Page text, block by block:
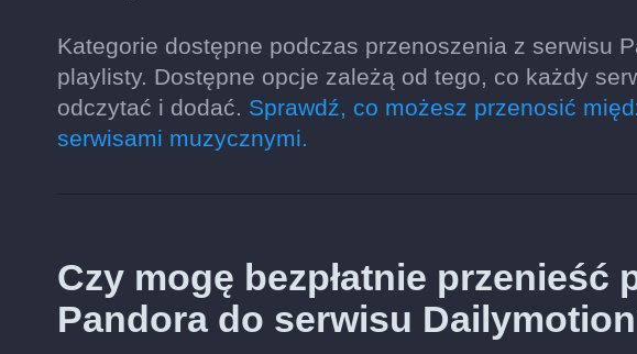
Kategorie dostępne podczas przenoszenia z serwisu
playlisty. Dostępne opcje zależą od tego, co każdy
odczytać i dodać. Sprawdź, co możesz przenosić
serwisami muzycznymi.
Czy mogę bezpłatnie przenieść
Pandora do serwisu